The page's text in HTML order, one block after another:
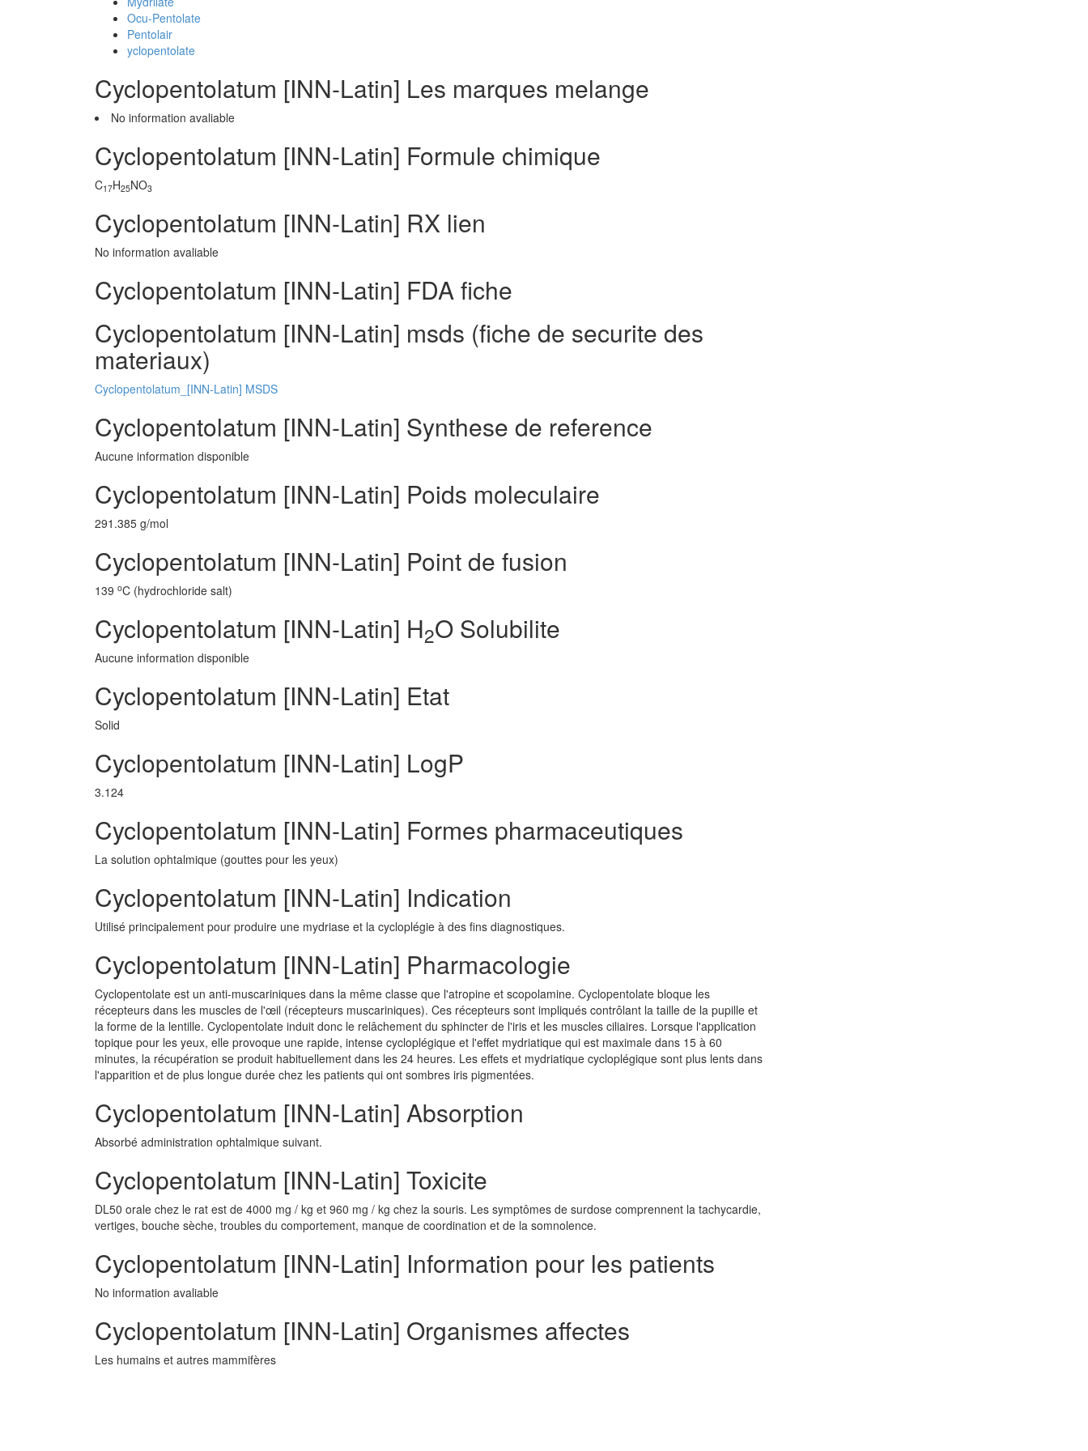
Ocu-Pentolate
Pentolair
yclopentolate
Cyclopentolatum [INN-Latin] Les marques melange
No information avaliable
Cyclopentolatum [INN-Latin] Formule chimique
C17H25NO3
Cyclopentolatum [INN-Latin] RX lien
No information avaliable
Cyclopentolatum [INN-Latin] FDA fiche
Cyclopentolatum [INN-Latin] msds (fiche de securite des
materiaux)
Cyclopentolatum_[INN-Latin] MSDS
Cyclopentolatum [INN-Latin] Synthese de reference
Aucune information disponible
Cyclopentolatum [INN-Latin] Poids moleculaire
291.385 g/mol
Cyclopentolatum [INN-Latin] Point de fusion
139 oC (hydrochloride salt)
Cyclopentolatum [INN-Latin] H2O Solubilite
Aucune information disponible
Cyclopentolatum [INN-Latin] Etat
Solid
Cyclopentolatum [INN-Latin] LogP
3.124
Cyclopentolatum [INN-Latin] Formes pharmaceutiques
La solution ophtalmique (gouttes pour les yeux)
Cyclopentolatum [INN-Latin] Indication
Utilisé principalement pour produire une mydriase et la cycloplégie à des fins diagnostiques.
Cyclopentolatum [INN-Latin] Pharmacologie
Cyclopentolate est un anti-muscariniques dans la même classe que l'atropine et scopolamine. Cyclopentolate bloque les
récepteurs dans les muscles de l'œil (récepteurs muscariniques). Ces récepteurs sont impliqués contrôlant la taille de la pupille et
la forme de la lentille. Cyclopentolate induit donc le relâchement du sphincter de l'iris et les muscles ciliaires. Lorsque l'application
topique pour les yeux, elle provoque une rapide, intense cycloplégique et l'effet mydriatique qui est maximale dans 15 à 60
minutes, la récupération se produit habituellement dans les 24 heures. Les effets et mydriatique cycloplégique sont plus lents dans
l'apparition et de plus longue durée chez les patients qui ont sombres iris pigmentées.
Cyclopentolatum [INN-Latin] Absorption
Absorbé administration ophtalmique suivant.
Cyclopentolatum [INN-Latin] Toxicite
DL50 orale chez le rat est de 4000 mg / kg et 960 mg / kg chez la souris. Les symptômes de surdose comprennent la tachycardie,
vertiges, bouche sèche, troubles du comportement, manque de coordination et de la somnolence.
Cyclopentolatum [INN-Latin] Information pour les patients
No information avaliable
Cyclopentolatum [INN-Latin] Organismes affectes
Les humains et autres mammifères